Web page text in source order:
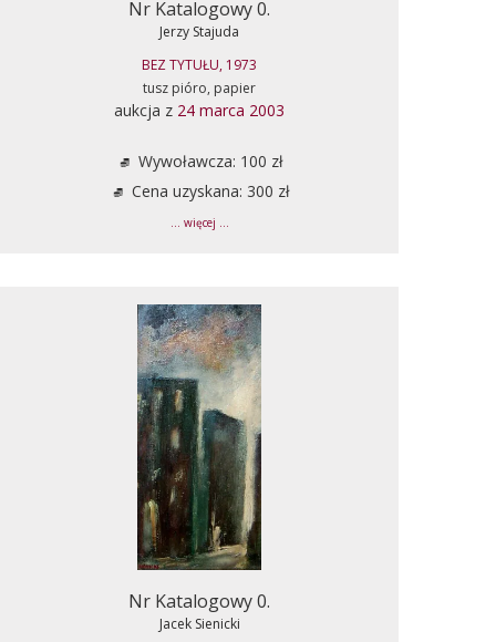
Nr Katalogowy 0.
Jerzy Stajuda
BEZ TYTUŁU, 1973
tusz pióro, papier
aukcja z 24 marca 2003
Wywoławcza: 100 zł
Cena uzyskana: 300 zł
... więcej ...
Nr Katalogowy 0.
Jacek Sienicki